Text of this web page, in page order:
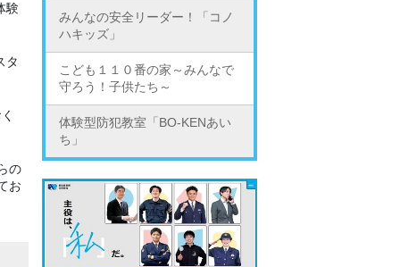
みんなの安全リーダー！「コノ
ハキッズ」
こども１１０番の家～みんなで
守ろう！子供たち～
体験型防犯教室「BO-KENあい
ち」
験
タ
の
お